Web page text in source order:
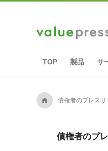
TOP 製品 サ
A 債権者のプレス
債権者のプ